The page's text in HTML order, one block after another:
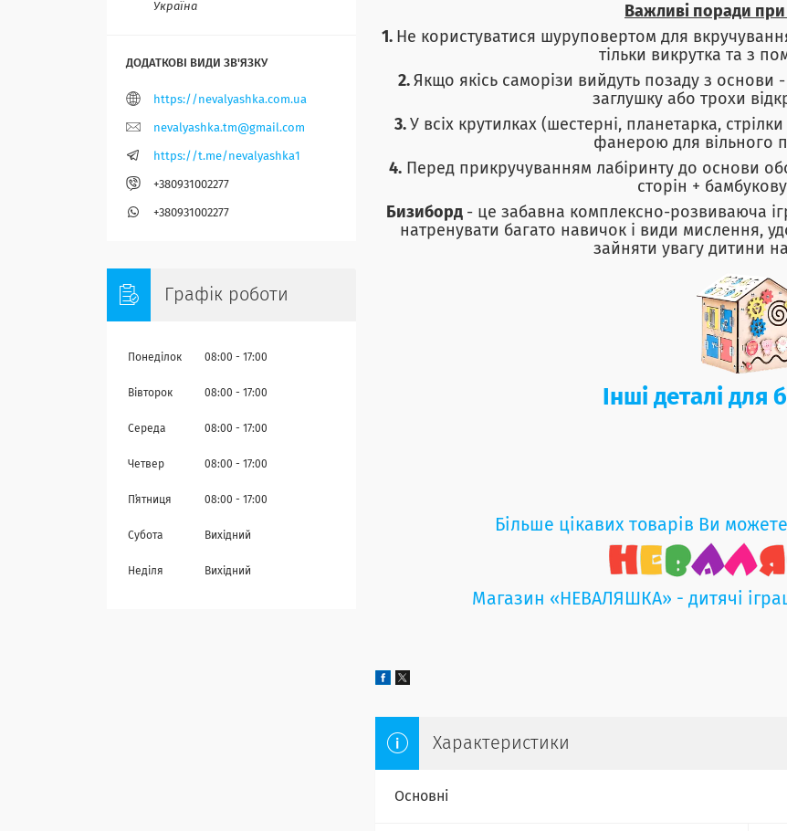
Важливі поради при
1. Не користуватися шуруповертом для
тільки викрутка та з
2. Якщо якісь саморізи вийдуть позаду з
заглушку або трохи
3. У всіх крутилках (шестерні, планетарка,
фанерою для вільного
4. Перед прикручуванням лабіринту до основи
сторін +
Бизиборд - це забавна комплексно-розвиваюча
натренувати багато навичок і види мислення,
зайняти увагу дитини
Інші деталі для
Більше цікавих товарів Ви
Магазин «НЕВАЛЯШКА» - дитячі
Характеристики
Основні
Україна
https://nevalyashka.com.ua
nevalyashka.tm@gmail.com
https://t.me/nevalyashka1
+380931002277
+380931002277
Графік роботи
Понеділок 08:00 17:00
Вівторок 08:00 17:00
Середа 08:00 17:00
Четвер 08:00 17:00
Пʼятниця 08:00 17:00
Субота Вихідний
Неділя Вихідний